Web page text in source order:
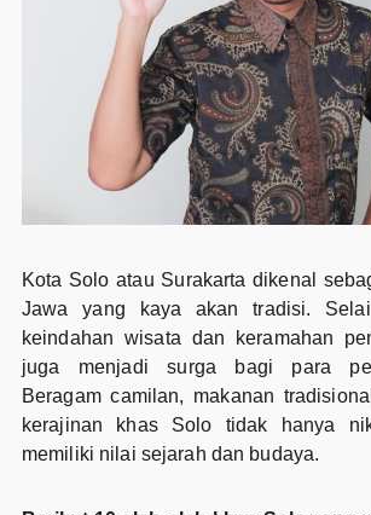
Kota Solo atau Surakarta dikenal
Jawa yang kaya akan tradisi.
keindahan wisata dan keramahan
juga menjadi surga bagi para
Beragam camilan, makanan
kerajinan khas Solo tidak hanya
memiliki nilai sejarah dan budaya.